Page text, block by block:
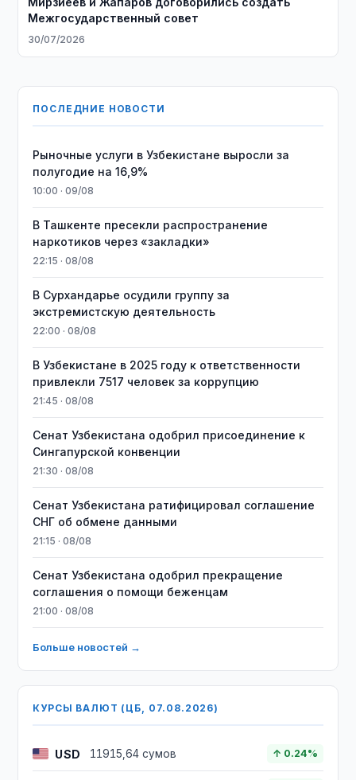
Межгосударственный совет
30/07/2026
ПОСЛЕДНИЕ НОВОСТИ
Рыночные услуги в Узбекистане выросли за
полугодие на 16,9%
10:00 · 09/08
В Ташкенте пресекли распространение
наркотиков через «закладки»
22:15 · 08/08
В Сурхандарье осудили группу за
экстремистскую деятельность
22:00 · 08/08
В Узбекистане в 2025 году к ответственности
привлекли 7517 человек за коррупцию
21:45 · 08/08
Сенат Узбекистана одобрил присоединение к
Сингапурской конвенции
21:30 · 08/08
Сенат Узбекистана ратифицировал соглашение
СНГ об обмене данными
21:15 · 08/08
Сенат Узбекистана одобрил прекращение
соглашения о помощи беженцам
21:00 · 08/08
Больше новостей →
КУРСЫ ВАЛЮТ (ЦБ, 07.08.2026)
USD 11915,64 сумов ↑ 0.24%